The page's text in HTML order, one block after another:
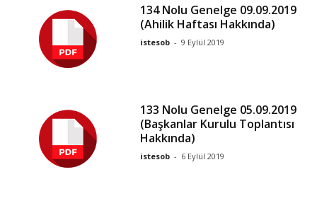
134 Nolu Genelge 09.09.2019
(Ahilik Haftası Hakkında)
istesob - 9 Eylül 2019
133 Nolu Genelge 05.09.2019
(Başkanlar Kurulu Toplantısı
Hakkında)
istesob - 6 Eylül 2019